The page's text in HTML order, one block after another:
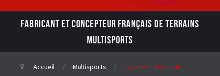
FABRICANT ET CONCEPTEUR FRANÇAIS DE TERRAINS
MULTISPORTS
Accueil Multisports Espace multisports